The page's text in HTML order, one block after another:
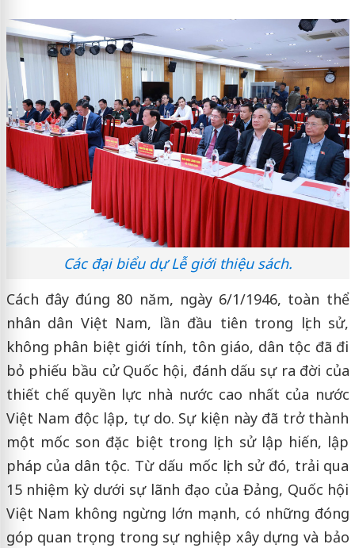
Các đại biểu dự Lễ giới thiệu sách.
Cách đây đúng 80 năm, ngày 6/1/1946, toàn thể
nhân dân Việt Nam, lần đầu tiên trong lịch sử,
không phân biệt giới tính, tôn giáo, dân tộc đã đi
bỏ phiếu bầu cử Quốc hội, đánh dấu sự ra đời của
thiết chế quyền lực nhà nước cao nhất của nước
Việt Nam độc lập, tự do. Sự kiện này đã trở thành
một mốc son đặc biệt trong lịch sử lập hiến, lập
pháp của dân tộc. Từ dấu mốc lịch sử đó, trải qua
15 nhiệm kỳ dưới sự lãnh đạo của Đảng, Quốc hội
Việt Nam không ngừng lớn mạnh, có những đóng
góp quan trọng trong sự nghiệp xây dựng và bảo